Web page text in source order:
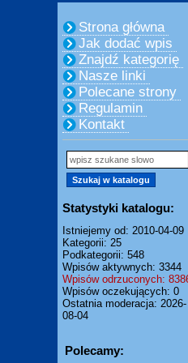
Strona główna
Jak dodać wpis
Znajdź kategorię
Nasze linki
Polecane strony
Regulamin
Kontakt
Statystyki katalogu:
Istniejemy od: 2010-04-09
Kategorii: 25
Podkategorii: 548
Wpisów aktywnych: 3344
Wpisów odrzuconych:
Wpisów oczekujących: 0
Ostatnia moderacja: 2026-
08-04
Polecamy: